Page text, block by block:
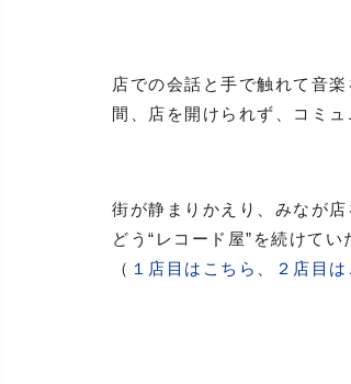
店での会話と手で触れて音
間、店を開けられず、コミ
街が静まりかえり、みなが
どう“レコード屋”を続けて
（ １店目はこちら ２店目